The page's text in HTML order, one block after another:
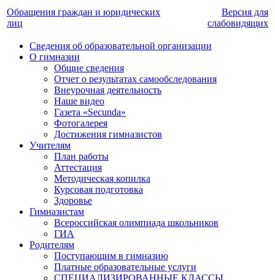
Обращения граждан и юридических
лиц
Версия для
слабовидящих
Сведения об образовательной организации
О гимназии
Общие сведения
Отчет о результатах самообследования
Внеурочная деятельность
Наше видео
Газета «Secunda»
Фотогалерея
Достижения гимназистов
Учителям
План работы
Аттестация
Методическая копилка
Курсовая подготовка
Здоровье
Гимназистам
Всероссийская олимпиада школьников
ГИА
Родителям
Поступающим в гимназию
Платные образовательные услуги
СПЕЦИАЛИЗИРОВАННЫЕ КЛАССЫ